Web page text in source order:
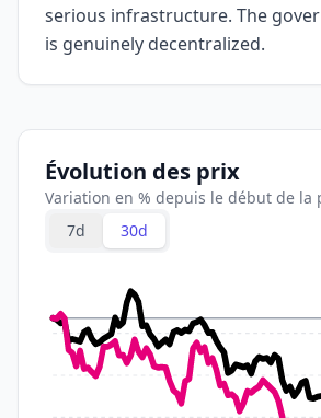
serious infrastructure. The
is genuinely decentralized.
Évolution des prix
Variation en % depuis le début de la
7d
30d